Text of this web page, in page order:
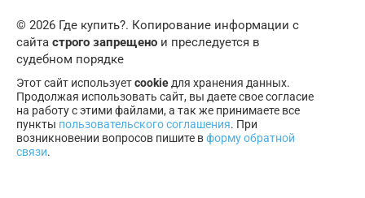
© 2026 Где купить?. Копирование информации с
сайта строго запрещено и преследуется в
судебном порядке
Этот сайт используетcookie для хранения данных.
Продолжая использовать сайт, вы даете свое согласие
на работу с этими файлами, а так же принимаете все
пункты пользовательского соглашения. При
возникновении вопросов пишите вформу обратной
связи.